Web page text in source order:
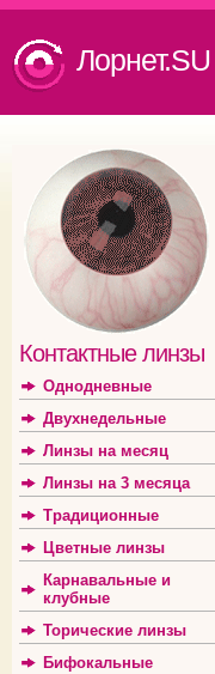
Контактные линзы
Однодневные
Двухнедельные
Линзы на месяц
Линзы на 3 месяца
Традиционные
Цветные линзы
Карнавальные и
клубные
Торические линзы
Бифокальные